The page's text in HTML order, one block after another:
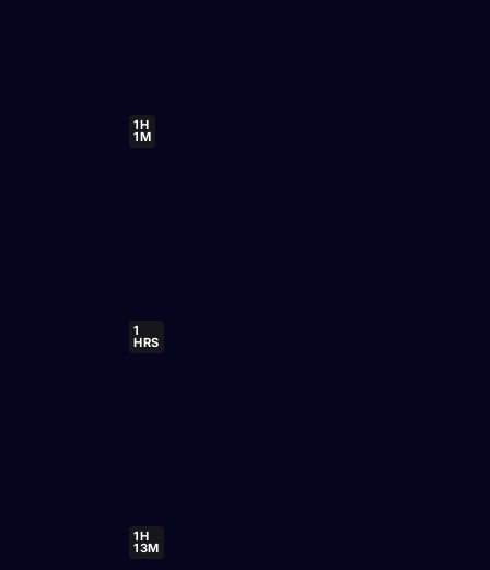
1H
1M
1
HRS
1H
13M